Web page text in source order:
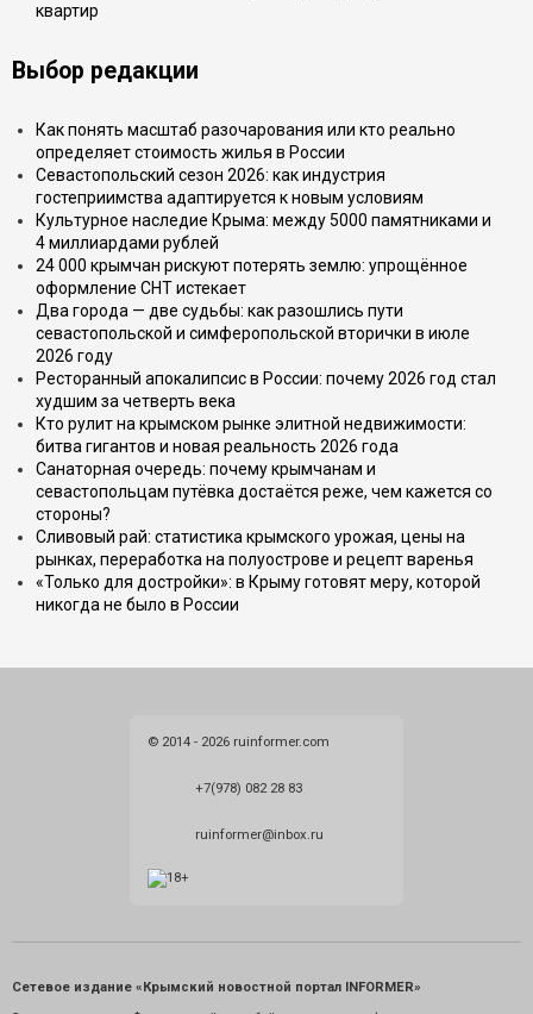
квартир
Выбор редакции
Как понять масштаб разочарования или кто реально
определяет стоимость жилья в России
Севастопольский сезон 2026: как индустрия
гостеприимства адаптируется к новым условиям
Культурное наследие Крыма: между 5000 памятниками и
4 миллиардами рублей
24 000 крымчан рискуют потерять землю: упрощённое
оформление СНТ истекает
Два города — две судьбы: как разошлись пути
севастопольской и симферопольской вторички в июле
2026 году
Ресторанный апокалипсис в России: почему 2026 год стал
худшим за четверть века
Кто рулит на крымском рынке элитной недвижимости:
битва гигантов и новая реальность 2026 года
Санаторная очередь: почему крымчанам и
севастопольцам путёвка достаётся реже, чем кажется со
стороны?
Сливовый рай: статистика крымского урожая, цены на
рынках, переработка на полуострове и рецепт варенья
«Только для достройки»: в Крыму готовят меру, которой
никогда не было в России
© 2014 - 2026 ruinformer.com
+7(978) 082 28 83
ruinformer@inbox.ru
Сетевое издание «Крымский новостной портал INFORMER»